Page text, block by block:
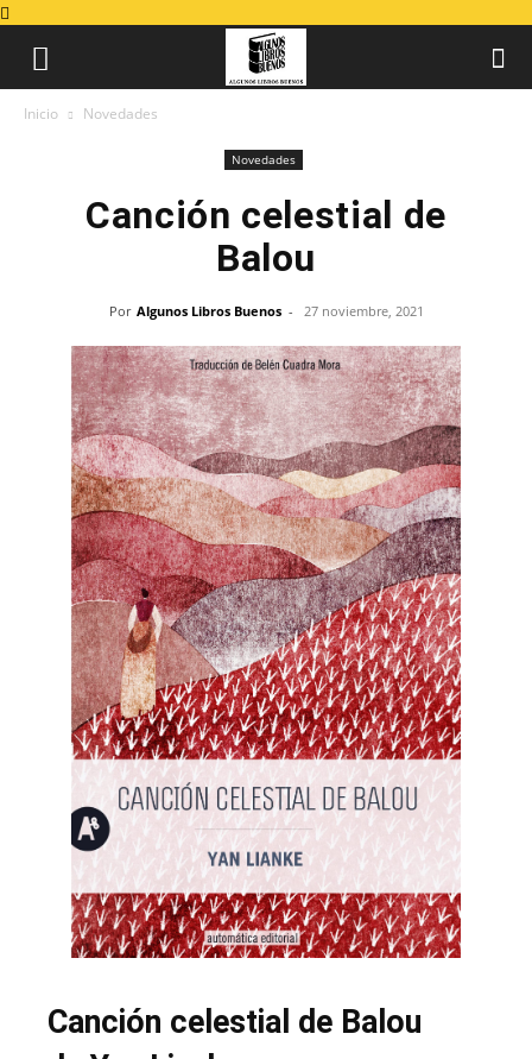
Inicio Novedades
Novedades
Canción celestial de
Balou
Por Algunos Libros Buenos - 27 noviembre, 2021
Canción celestial de Balou